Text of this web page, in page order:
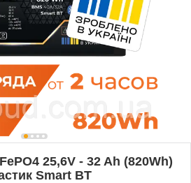
25,6V - 32 Ah (820Wh)
Smart BT